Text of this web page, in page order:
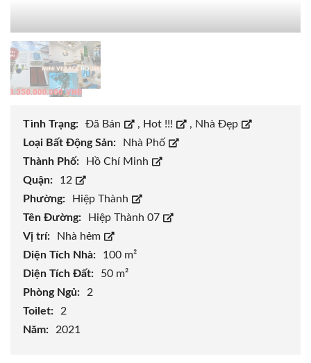
Tình Trạng: Đã Bán , Hot !!! , Nhà Đẹp
Loại Bất Động Sản:
Nhà Phố
Thành Phố:
Hồ Chí Minh
Quận:
12
Phường:
Hiệp Thành
Tên Đường:
Hiệp Thành 07
Vị trí:
Nhà hẻm
Diện Tích Nhà:
100 m²
Diện Tích Đất:
50 m²
Phòng Ngủ:
2
Toilet:
2
Năm:
2021